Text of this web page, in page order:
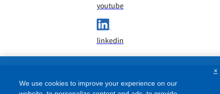
youtube
linkedin
We use cookies to improve your experience on our
×